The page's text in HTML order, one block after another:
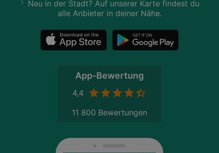
Neu in der Stadt? Auf unserer Karte findest du
alle Anbieter in deiner Nähe.
App-Bewertung
4,4
11 800 Bewertungen